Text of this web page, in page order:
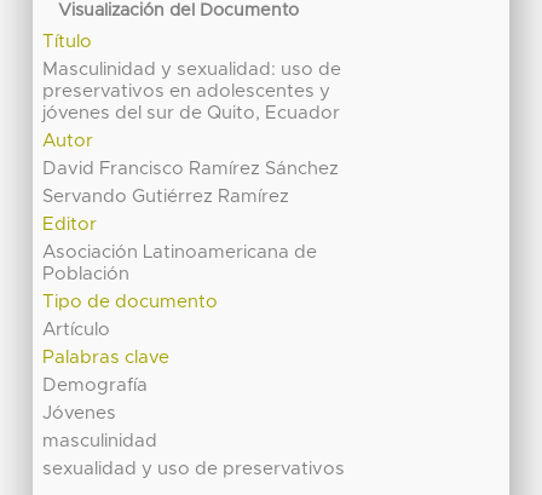
Visualización del Documento
Título
Masculinidad y sexualidad: uso de
preservativos en adolescentes y
jóvenes del sur de Quito, Ecuador
Autor
David Francisco Ramírez Sánchez
Servando Gutiérrez Ramírez
Editor
Asociación Latinoamericana de
Población
Tipo de documento
Artículo
Palabras clave
Demografía
Jóvenes
masculinidad
sexualidad y uso de preservativos